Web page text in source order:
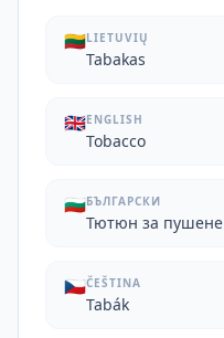
🇱🇹LIETUVIŲ
Tabakas
🇬🇧ENGLISH
Tobacco
🇧🇬БЪЛГАРСКИ
Тютюн за пушене
🇨🇿ČEŠTINA
Tabák